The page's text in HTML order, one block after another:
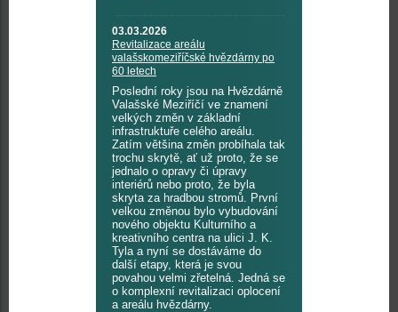
03.03.2026
Revitalizace areálu
valašskomeziříčské hvězdárny po
60 letech
Poslední roky jsou na Hvězdárně
Valašské Meziříčí ve znamení
velkých změn v základní
infrastruktuře celého areálu.
Zatím většina změn probíhala tak
trochu skrytě, ať už proto, že se
jednalo o opravy či úpravy
interiérů nebo proto, že byla
skryta za hradbou stromů. První
velkou změnou bylo vybudování
nového objektu Kulturního a
kreativního centra na ulici J. K.
Tyla a nyní se dostáváme do
další etapy, která je svou
povahou velmi zřetelná. Jedná se
o komplexní revitalizaci oplocení
a areálu hvězdárny.